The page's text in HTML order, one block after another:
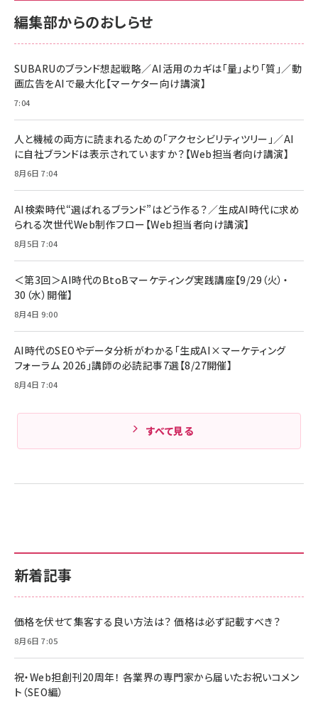
anan(アンアン)2026/06/24号 No.2500増刊
スペシャルエディション[王道エンタメの矜持／
￥1,100
年後半、あなたの恋と運命／山田涼介]
￥880
組織の成果を最大化する ルールのデザイン
サポート正規品 メーカー保証5年 KLMEA128G
NIMASO ガラスフィルム iPhone 17 用 保護フィ
すい ガイド枠付き いPhone17 (6.3インチ) 対応
2枚セット DSP25F1698
￥1,599
【New】Amazon Fire TV Stick HD | 手軽にスト
レイヤー
￥6,980
Anker Soundcore P31i (Bluetooth 6.1) 【完
全ワイヤレスイヤホン/アクティブノイズキャンセリ
ング/マルチポイント接続 / 最大50時間再生 / PSE
技術基準適合】ブラック
￥5,990
Anker PowerLine III Flow USB-C & USB-C
ケーブル Anker絡まないケーブル 240W 結束バン
ド付き USB PD対応 シリコン素材採用 iPhone
Amazonランキングをもっと見る
サポート正規品 メーカー保証5年 KLMEA128G
Amazon eギフトカード - Amazonロゴ - クラ
￥5,000
ケーブル Anker絡まないケーブル 240W 結束バン
17 / 16 / 15 / Galaxy iPad Pro MacBook
Pro/Air 各種対応 (1.8m ミッドナイトブラック)
￥1,890
キャンペーン】
￥4,857
新着記事
価格を伏せて集客する良い方法は？ 価格は必ず記載すべき？
8月6日 7:05
祝・Web担創刊20周年！ 各業界の専門家から届いたお祝いコメン
ト（SEO編）
編集部からのおしらせ
SUBARUのブランド想起戦略／AI活用のカギは「量」より「質」／動
画広告をAIで最大化【マーケター向け講演】
7:04
人と機械の両方に読まれるための「アクセシビリティツリー」／AI
に自社ブランドは表示されていますか？【Web担当者向け講演】
8月6日 7:04
AI検索時代“選ばれるブランド”はどう作る？／生成AI時代に求め
られる次世代Web制作フロー【Web担当者向け講演】
8月5日 7:04
＜第3回＞AI時代のBtoBマーケティング実践講座【9/29（火）・
30（水）開催】
8月4日 9:00
AI時代のSEOやデータ分析がわかる「生成AI×マーケティング
フォーラム 2026」講師の必読記事7選【8/27開催】
8月4日 7:04
すべて見る